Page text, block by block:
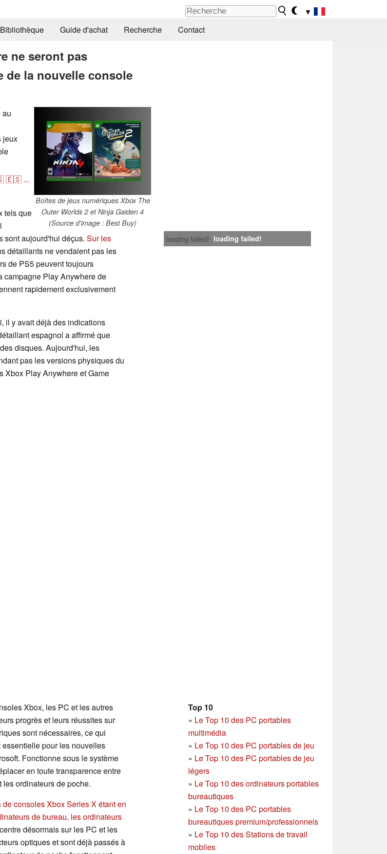
▼
Bibliothèque Guide d'achat Recherche Contact
ne seront pas
de la nouvelle console
Boîtes de jeux numériques Xbox The
Outer Worlds 2 et Ninja Gaiden 4
(Source d'image : Best Buy)
au
jeux
🇪🇸 ...
loading failed! loading failed!
tels que
sont aujourd'hui déçus. Sur les
détaillants ne vendaient pas les
de PS5 peuvent toujours
campagne Play Anywhere de
rapidement exclusivement
il y avait déjà des indications
espagnol a affirmé que
disques. Aujourd'hui, les
pas les versions physiques du
Xbox Play Anywhere et Game
Top 10
» Le Top 10 des PC portables
multimédia
» Le Top 10 des PC portables de jeu
» Le Top 10 des PC portables de jeu
légers
» Le Top 10 des ordinateurs portables
bureautiques
» Le Top 10 des PC portables
bureautiques premium/professionnels
» Le Top 10 des Stations de travail
mobiles
Xbox, les PC et les autres
progrès et leurs réussites sur
sont nécessaires, ce qui
pour les nouvelles
Fonctionne sous le système
en toute transparence entre
ordinateurs de poche.
de consoles Xbox Series X étant en
de bureau, les ordinateurs
désormais sur les PC et les
optiques et sont déjà passés à